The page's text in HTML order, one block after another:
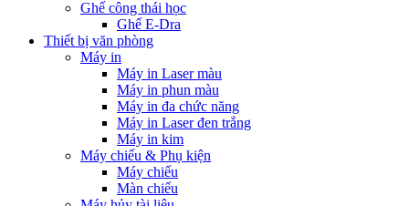
Ghế công thái học
Ghế E-Dra
Thiết bị văn phòng
Máy in
Máy in Laser màu
Máy in phun màu
Máy in đa chức năng
Máy in Laser đen trắng
Máy in kim
Máy chiếu & Phụ kiện
Máy chiếu
Màn chiếu